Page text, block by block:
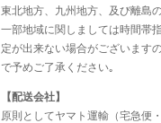
東北地方、九州地方、及び離島
一部地域に関しましては時間帯
定が出来ない場合がございます
で予めご了承ください｡
【配送会社】
原則としてヤマト運輸（宅急便